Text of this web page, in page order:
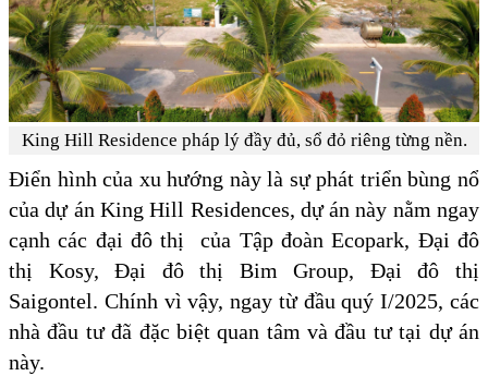
King Hill Residence pháp lý đầy đủ, sổ đỏ riêng từng nền.
Điển hình của xu hướng này là sự phát triển bùng nổ
của dự án King Hill Residences, dự án này nằm ngay
cạnh các đại đô thị của Tập đoàn Ecopark, Đại đô
thị Kosy, Đại đô thị Bim Group, Đại đô thị
Saigontel. Chính vì vậy, ngay từ đầu quý I/2025, các
nhà đầu tư đã đặc biệt quan tâm và đầu tư tại dự án
này.